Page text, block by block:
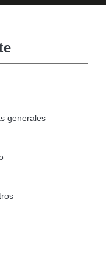
generales